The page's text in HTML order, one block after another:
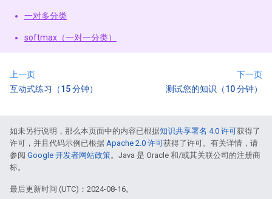
一对多分类
softmax（一对一分类）
上一页
互动式练习（15 分钟）
下一页
测试您的知识（10 分钟）
如未另行说明，那么本页面中的内容已根据知识共享署名 4.0 许可获得了
许可，并且代码示例已根据 Apache 2.0 许可获得了许可。有关详情，请
参阅 Google 开发者网站政策。Java 是 Oracle 和/或其关联公司的注册商
标。
最后更新时间 (UTC)：2024-08-16。